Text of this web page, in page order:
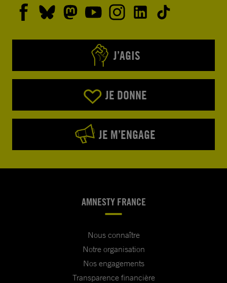
J’AGIS
JE DONNE
JE M’ENGAGE
AMNESTY FRANCE
Nous connaître
Notre organisation
Nos engagements
Transparence financière